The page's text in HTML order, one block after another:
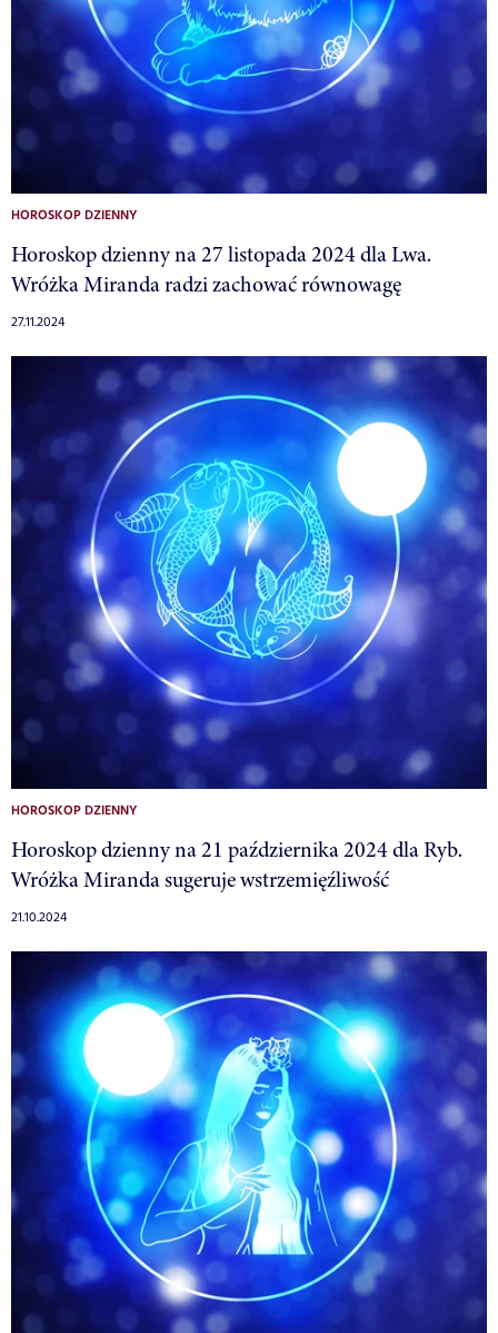
HOROSKOP DZIENNY
Horoskop dzienny na 27 listopada 2024 dla Lwa.
Wróżka Miranda radzi zachować równowagę
27.11.2024
HOROSKOP DZIENNY
Horoskop dzienny na 21 października 2024 dla Ryb.
Wróżka Miranda sugeruje wstrzemięźliwość
21.10.2024